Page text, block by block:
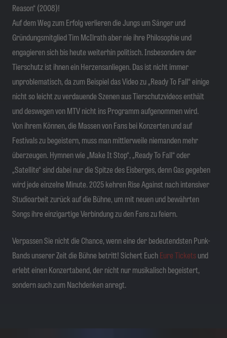
Reason“ (2008)!
Auf dem Weg zum Erfolg verlieren die Jungs um Sänger und
Gründungsmitglied Tim McIlrath aber nie ihre Philosophie und
engagieren sich bis heute weiterhin politisch. Insbesondere der
Tierschutz ist ihnen ein Herzensanliegen. Das ist nicht immer
unproblematisch, da zum Beispiel das Video zu „Ready To Fall“ einige
nicht so leicht zu verdauende Szenen aus Tierschutzvideos enthält
und deswegen von MTV nicht ins Programm aufgenommen wird.
Von ihrem Können, die Massen von Fans bei Konzerten und auf
Festivals zu begeistern, muss man mittlerweile niemanden mehr
überzeugen. Hymnen wie „Make It Stop“, „Ready To Fall“ oder
„Satellite“ sind dabei nur die Spitze des Eisberges, denn Gas gegeben
wird jede einzelne Minute. 2025 kehren Rise Against nach intensiver
Studioarbeit zurück auf die Bühne, um mit neuen und bewährten
Songs ihre einzigartige Verbindung zu den Fans zu feiern.
Verpassen Sie nicht die Chance, wenn eine der bedeutendsten Punk-
Bands unserer Zeit die Bühne betritt! Sichert EuchEure Ticketsund
erlebt einen Konzertabend, der nicht nur musikalisch begeistert,
sondern auch zum Nachdenken anregt.